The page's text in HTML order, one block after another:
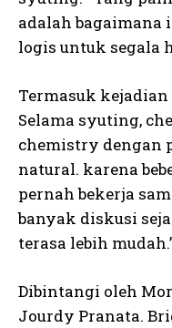
adalah bagaimana
logis untuk segala
Termasuk
Selama syuting,
chemistry dengan
natural. karena
pernah bekerja
banyak diskusi
terasa lebih
Dibintangi oleh
Jourdy Pranata.